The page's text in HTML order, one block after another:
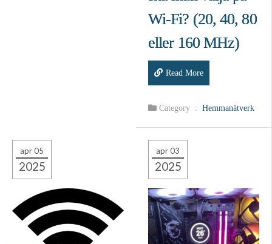
Wi‑Fi? (20, 40, 80
eller 160 MHz)
Read More
Category : Hemmanätverk
apr 05
2025
apr 03
2025